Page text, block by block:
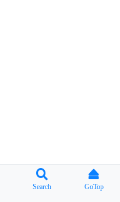
Search GoTop